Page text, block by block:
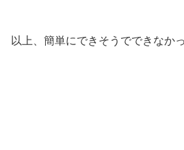
以上、簡単にできそうでできなか